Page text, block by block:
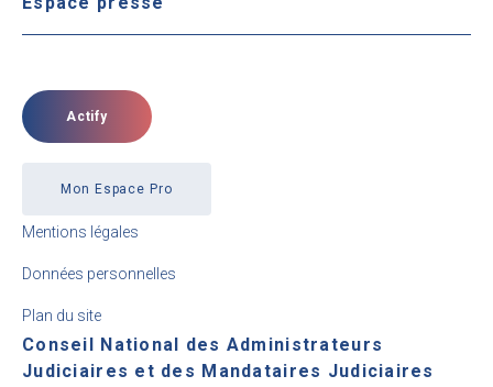
Actify
Mon Espace Pro
Mentions légales
Données personnelles
Plan du site
Conseil National des Administrateurs
Judiciaires et des Mandataires Judiciaires